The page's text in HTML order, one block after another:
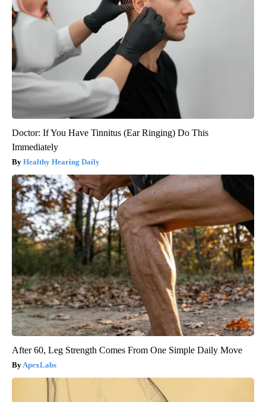
Doctor: If You Have Tinnitus (Ear Ringing) Do This
Immediately
Healthy Hearing Daily
After 60, Leg Strength Comes From One Simple Daily Move
ApexLabs